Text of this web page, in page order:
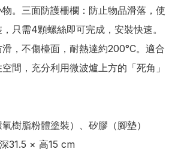
。三面防護柵欄：防止物品滑落，使
只需4顆螺絲即可完成，安裝快速。
，不傷檯面，耐熱達約200°C。適合
間，充分利用微波爐上方的「死角」
樹脂粉體塗裝）、矽膠（腳墊）
31.5 × 高15 cm